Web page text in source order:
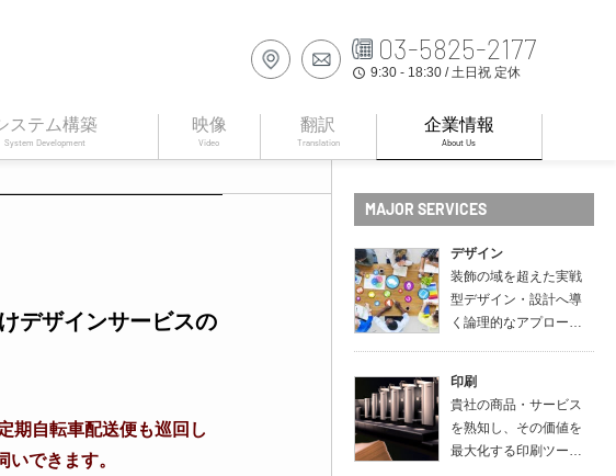
03-5825-2177
access_time 9:30 - 18:30 / 土日祝 定休
ステム構築
System Development
映像
Video
翻訳
Translation
企業情報
About Us
デザインサービスの
期自転車配送便も巡回し
できます。
MAJOR SERVICES
デザイン
装飾の域を超えた実戦
型デザイン・設計へ導
く論理的なアプロー…
印刷
貴社の商品・サービス
を熟知し、その価値を
最大化する印刷ツー…